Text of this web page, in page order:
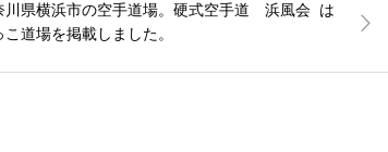
川県横浜市の空手道場。硬式空手道 浜風会 は
こ道場を掲載しました。